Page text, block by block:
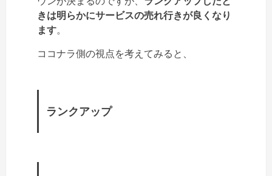
きは明らかにサービスの売れ行きが良くなり
ます。
ココナラ側の視点を考えてみると、
ランクアップ